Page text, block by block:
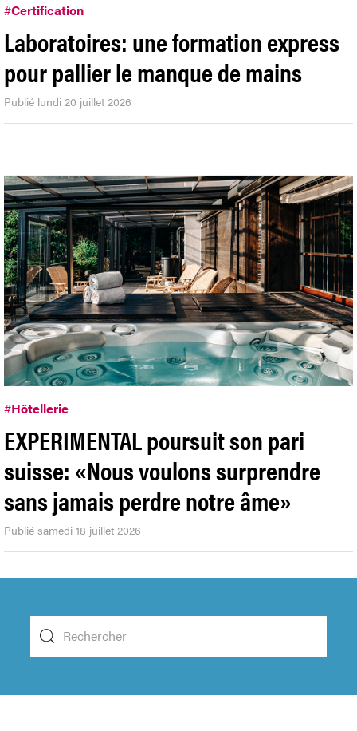
#Certification
Laboratoires: une formation express
pour pallier le manque de mains
Publié lundi 20 juillet 2026
#Hôtellerie
EXPERIMENTAL poursuit son pari
suisse: «Nous voulons surprendre
sans jamais perdre notre âme»
Publié samedi 18 juillet 2026